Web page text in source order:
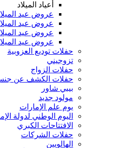
أعياد الميلاد
عروض عيد
عروض عيد
عروض عيد
عروض عيد
حفلات توديع العزوبية
تزوجيني
حفلات الزواج
حفلات الكشف عن جنس
بيبي شاور
مولود جديد
يوم علم الإمارات
اليوم الوطني لدولة
الافتتاحات الكبري
حفلات الشركات
الهالويين